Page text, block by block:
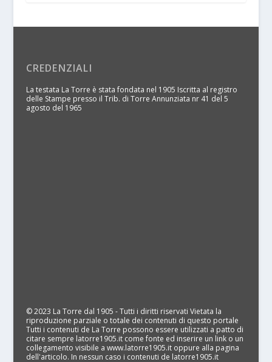
CREDENZIALI
La testata La Torre è stata fondata nel 1905 Iscritta al registro
delle Stampe presso il Trib. di Torre Annunziata nr 41 del 5
agosto del 1965
© 2023 La Torre dal 1905 - Tutti i diritti riservati Vietata la
riproduzione parziale o totale dei contenuti di questo portale
Tutti i contenuti de La Torre possono essere utilizzati a patto di
citare sempre latorre1905.it come fonte ed inserire un link o un
collegamento visibile a www.latorre1905.it oppure alla pagina
dell'articolo. In nessun caso i contenuti de latorre1905.it